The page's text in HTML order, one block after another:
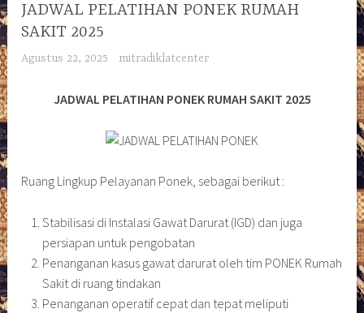
JADWAL PELATIHAN PONEK RUMAH
SAKIT 2025
Agustus 22, 2025 mitradiklatcenter
JADWAL PELATIHAN PONEK RUMAH SAKIT 2025
Ruang Lingkup Pelayanan Ponek, sebagai berikut :
Stabilisasi di Instalasi Gawat Darurat (IGD) dan juga
persiapan untuk pengobatan
Penanganan kasus gawat darurat oleh tim PONEK Rumah
Sakit di ruang tindakan
Penanganan operatif cepat dan tepat meliputi